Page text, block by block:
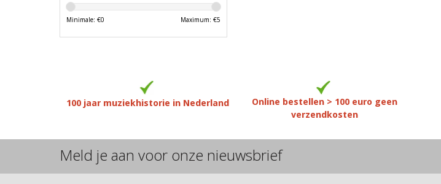
Minimale: €0 Maximum: €5
100 jaar muziekhistorie in Nederland
Online bestellen > 100 euro geen
verzendkosten
Meld je aan voor onze nieuwsbrief